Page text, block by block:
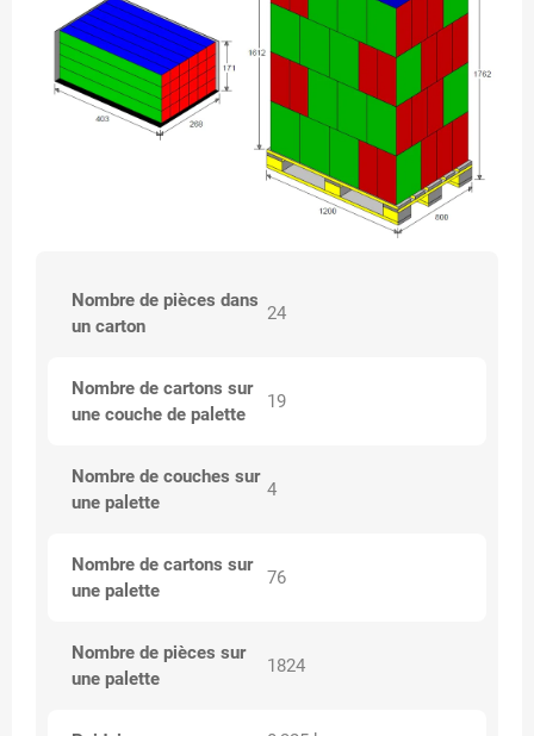
Nombre de pièces dans
un carton
24
Nombre de cartons sur
une couche de palette
19
Nombre de couches sur
une palette
4
Nombre de cartons sur
une palette
76
Nombre de pièces sur
une palette
1824